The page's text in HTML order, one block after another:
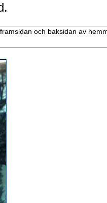
och baksidan av